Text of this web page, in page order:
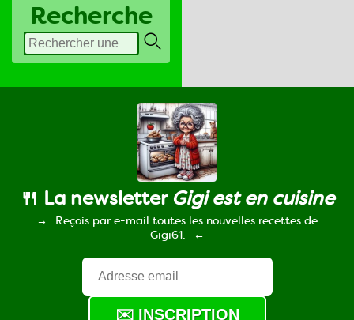
Recherche
🍴 La newsletter Gigi est en cuisine
Reçois par e-mail toutes les nouvelles recettes de
Gigi61.